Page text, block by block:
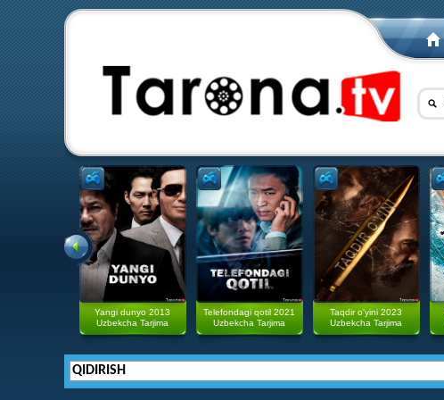
Yangi dunyo 2013
Uzbekcha Tarjima
Telefondagi qotil 2021
Uzbekcha Tarjima
Taqdir o'yini 2023
Uzbekcha Tarjima